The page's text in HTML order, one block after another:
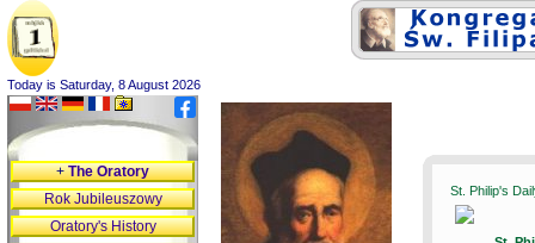
Today is Saturday, 8 August 2026
St. Philip's
+The Oratory
Rok Jubileuszowy
Oratory's History